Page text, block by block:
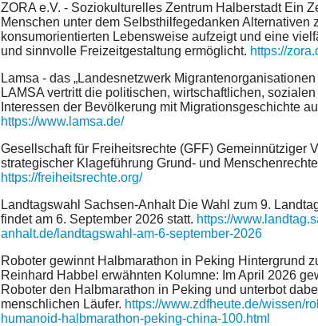
ZORA e.V. - Soziokulturelles Zentrum Halberstadt Ein
Menschen unter dem Selbsthilfegedanken Alternativen
konsumorientierten Lebensweise aufzeigt und eine
und sinnvolle Freizeitgestaltung ermöglicht. https://
Lamsa - das „Landesnetzwerk
LAMSA vertritt die politischen, wirtschaftlichen,
Interessen der Bevölkerung mit Migrationsgeschichte
https://www.lamsa.de/
Gesellschaft für Freiheitsrechte (GFF) Gemeinnütziger
strategischer Klageführung Grund- und
https://freiheitsrechte.org/
Landtagswahl Sachsen-Anhalt Die Wahl zum 9.
findet am 6. September 2026 statt. https://
anhalt.de/landtagswahl-am-6-september-2026
Roboter gewinnt Halbmarathon in Peking Hintergrund
Reinhard Habbel erwähnten Kolumne: Im April 2026
Roboter den Halbmarathon in Peking und unterbot
menschlichen Läufer. https://www.zdfheute.de/wissen/
humanoid-halbmarathon-peking-china-100.html